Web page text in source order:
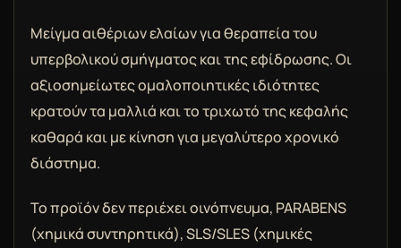
Μείγμα αιθέριων ελαίων για θεραπεία του
υπερβολικού σμήγματος και της εφίδρωσης. Οι
αξιοσημείωτες ομαλοποιητικές ιδιότητες
κρατούν τα μαλλιά και το τριχωτό της κεφαλής
καθαρά και με κίνηση για μεγαλύτερο χρονικό
διάστημα.
Το προϊόν δεν περιέχει οινόπνευμα, PARABENS
(χημικά συντηρητικά), SLS/SLES (χημικές